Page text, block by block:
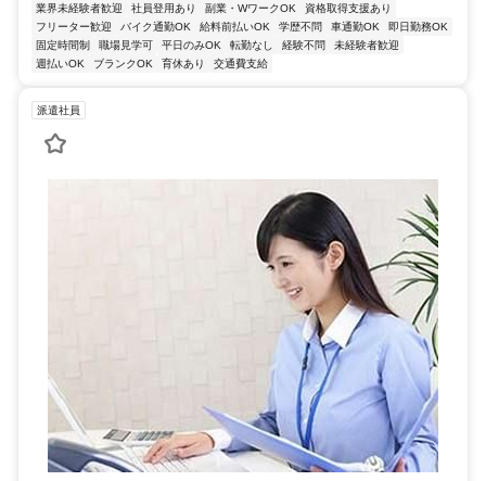
業界未経験者歓迎 社員登用あり 副業・WワークOK
資格取得支援あり
フリーター歓迎
バイク通勤OK 給料前払いOK 学歴不問 車通勤OK
即日勤務OK
固定時間制
職場見学可 平日のみOK 転勤なし 経験不問
未経験者歓迎
週払いOK
ブランクOK 育休あり 交通費支給
派遣社員